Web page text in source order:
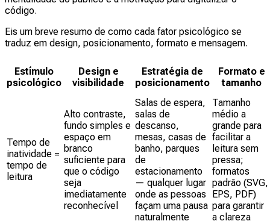
código.
Eis um breve resumo de como cada fator psicológico se
traduz em design, posicionamento, formato e mensagem.
Estímulo
psicológico
Design e
visibilidade
Estratégia de
posicionamento
Formato e
tamanho
Tempo de
inatividade =
tempo de
leitura
Alto contraste,
fundo simples e
espaço em
branco
suficiente para
que o código
seja
imediatamente
reconhecível
Salas de espera,
salas de
descanso,
mesas, casas de
banho, parques
de
estacionamento
— qualquer lugar
onde as pessoas
façam uma pausa
naturalmente
Tamanho
médio a
grande para
facilitar a
leitura sem
pressa;
formatos
padrão (SVG,
EPS, PDF)
para garantir
a clareza